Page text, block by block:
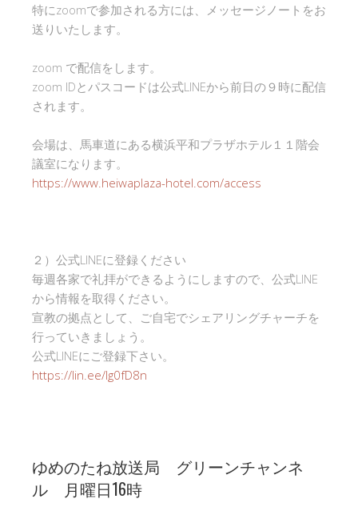
特にzoomで参加される方には、メッセージノートをお
送りいたします。
zoom で配信をします。
zoom IDとパスコードは公式LINEから前日の９時に配信
されます。
会場は、馬車道にある横浜平和プラザホテル１１階会
議室になります。
https://www.heiwaplaza-hotel.com/access
２）公式LINEに登録ください
毎週各家で礼拝ができるようにしますので、公式LINE
から情報を取得ください。
宣教の拠点として、ご自宅でシェアリングチャーチを
行っていきましょう。
公式LINEにご登録下さい。
https://lin.ee/Ig0fD8n
ゆめのたね放送局 グリーンチャンネ
ル 月曜日16時